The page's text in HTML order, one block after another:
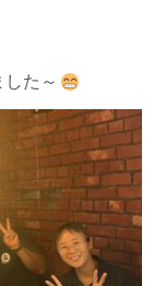
た～